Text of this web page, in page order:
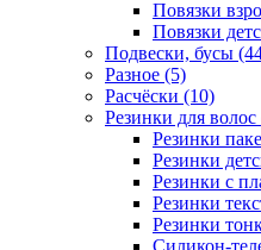
Повязки
Повязки
Подвески, бусы
Разное (5)
Расчёски (10)
Резинки для волос
Резинки
Резинки
Резинки с
Резинки
Резинки
Силикон-